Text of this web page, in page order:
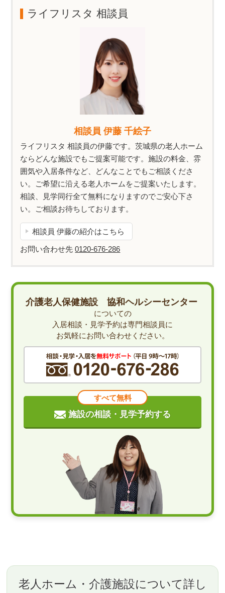
ライフリスタ 相談員
相談員 伊藤 千絵子
ライフリスタ 相談員の伊藤です。茨城県の老人ホーム
ならどんな施設でもご提案可能です。施設の料金、雰
囲気や入居条件など、どんなことでもご相談くださ
い。ご希望に沿える老人ホームをご提案いたします。
相談、見学同行全て無料になりますのでご安心下さ
い。ご相談お待ちしております。
相談員 伊藤の紹介はこちら
お問い合わせ先0120-676-286
介護老人保健施設 協和ヘルシーセンター
についての
入居相談・見学予約は専門相談員に
お気軽にお問い合わせください。
すべて無料
施設の相談・見学予約する
老人ホーム・介護施設について詳し